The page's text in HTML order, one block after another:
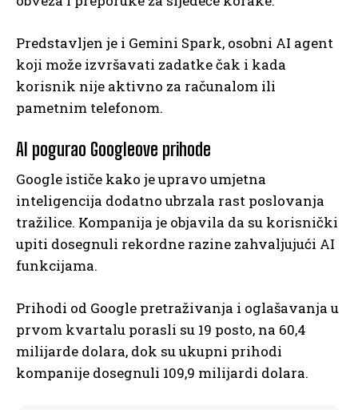
Predstavljen je i Gemini Spark, osobni AI agent
koji može izvršavati zadatke čak i kada
korisnik nije aktivno za računalom ili
pametnim telefonom.
AI pogurao Googleove prihode
Google ističe kako je upravo umjetna
inteligencija dodatno ubrzala rast poslovanja
tražilice. Kompanija je objavila da su korisnički
upiti dosegnuli rekordne razine zahvaljujući AI
funkcijama.
Prihodi od Google pretraživanja i oglašavanja u
prvom kvartalu porasli su 19 posto, na 60,4
milijarde dolara, dok su ukupni prihodi
kompanije dosegnuli 109,9 milijardi dolara.